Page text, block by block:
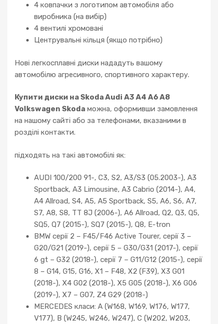
4 ковпачки з логотипом автомобіля або
виробника (на вибір)
4 вентилі хромовані
Центрувальні кільця (якщо потрібно)
Нові легкосплавні диски нададуть вашому
автомобілю агресивного, спортивного характеру.
Купити диски на Skoda Audi A3 A4 A6 A8
Volkswagen Skoda можна, оформивши замовлення
на нашому сайті або за телефонами, вказаними в
розділі контакти.
підходять на такі автомобілі як:
AUDI 100/200 91-, C3, S2, A3/S3 (05.2003-), A3
Sportback, A3 Limousine, A3 Cabrio (2014-), A4,
A4 Allroad, S4, A5, A5 Sportback, S5, A6, S6, A7,
S7, A8, S8, TT 8J (2006-), A6 Allroad, Q2, Q3, Q5,
SQ5, Q7 (2015-), SQ7 (2015-), Q8, E-tron
BMW серії 2 – F45/F46 Active Tourer, серії 3 –
G20/G21 (2019-), серії 5 – G30/G31 (2017-), серії
6 gt – G32 (2018-), серії 7 – G11/G12 (2015-), серії
8 – G14, G15, G16, X1 – F48, X2 (F39), X3 G01
(2018-), X4 G02 (2018-), X5 G05 (2018-), X6 G06
(2019-), X7 – G07, Z4 G29 (2018-)
MERCEDES класи: A (W168, W169, W176, W177,
V177), B (W245, W246, W247), C (W202, W203,